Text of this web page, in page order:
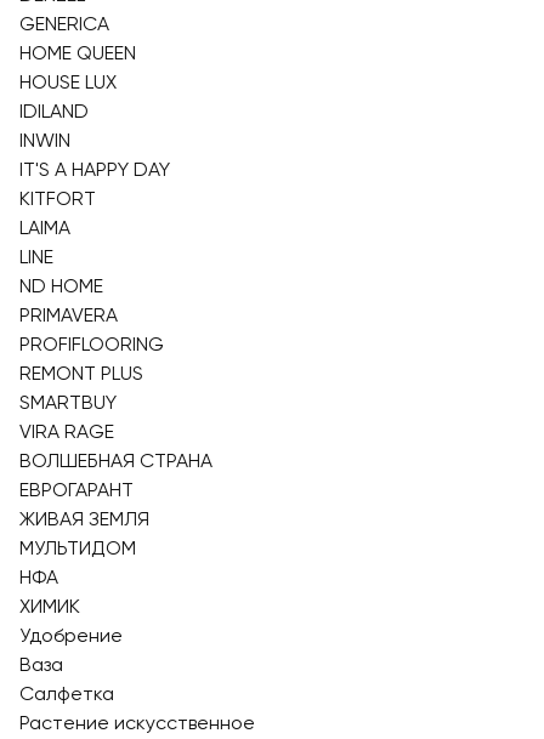
GENERICA
HOME QUEEN
HOUSE LUX
IDILAND
INWIN
IT'S A HAPPY DAY
KITFORT
LAIMA
LINE
ND HOME
PRIMAVERA
PROFIFLOORING
REMONT PLUS
SMARTBUY
VIRA RAGE
ВОЛШЕБНАЯ СТРАНА
ЕВРОГАРАНТ
ЖИВАЯ ЗЕМЛЯ
МУЛЬТИДОМ
НФА
ХИМИК
Удобрение
Ваза
Салфетка
Растение искусственное